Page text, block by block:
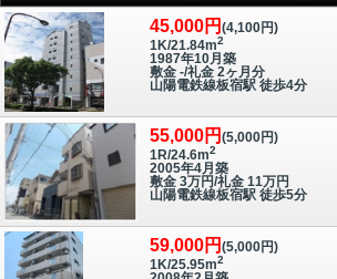
45,000円 (4,100円)
1K/21.84m2
1987年10月築
敷金 -/礼金 2ヶ月分
山陽電鉄線板宿駅 徒歩4分
55,000円 (5,000円)
1R/24.6m2
2005年4月築
敷金 3万円/礼金 11万円
山陽電鉄線板宿駅 徒歩5分
59,000円 (5,000円)
1K/25.95m2